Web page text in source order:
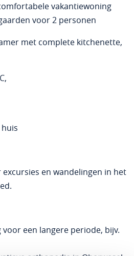
vakantiewoning
voor 2 personen
met complete kitchenette,
en wandelingen in het
een langere periode, bijv.